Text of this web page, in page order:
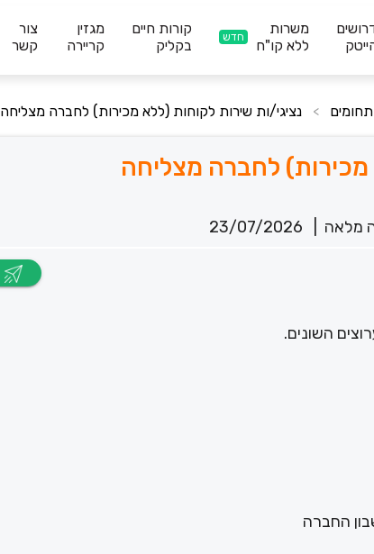
משרות
ללא קו"ח
חדש
קורות חיים
בקליק
מגזין
קריירה
צור
קשר
> נציגי/ות שירות לקוחות (ללא מכירות) לחברה מצליחה
מכירות) לחברה מצליחה
מלאה 23/07/2026
השונים.
החברה